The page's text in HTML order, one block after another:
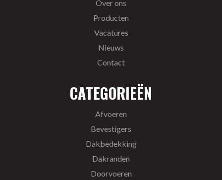
Over ons
Producten
Vacatures
Nieuws
Contact
CATEGORIEËN
Afvoeren
Bevestigers
Dakbedekking
Dakranden
Doorvoeren